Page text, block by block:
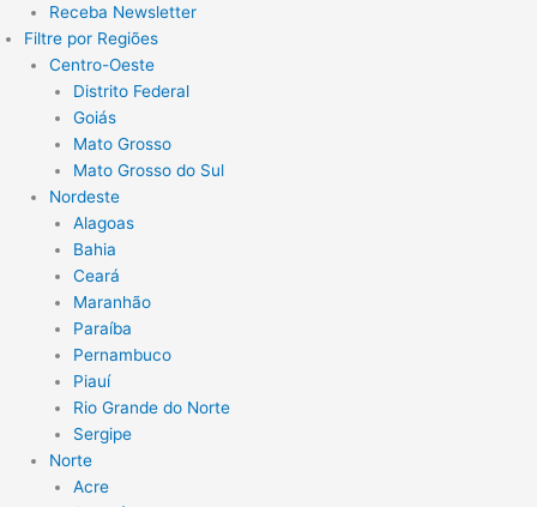
Receba Newsletter
Filtre por Regiões
Centro-Oeste
Distrito Federal
Goiás
Mato Grosso
Mato Grosso do Sul
Nordeste
Alagoas
Bahia
Ceará
Maranhão
Paraíba
Pernambuco
Piauí
Rio Grande do Norte
Sergipe
Norte
Acre